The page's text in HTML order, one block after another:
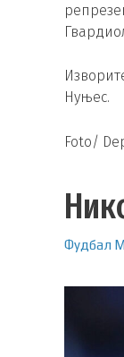
Нуњес.
Foto/
Фудбал